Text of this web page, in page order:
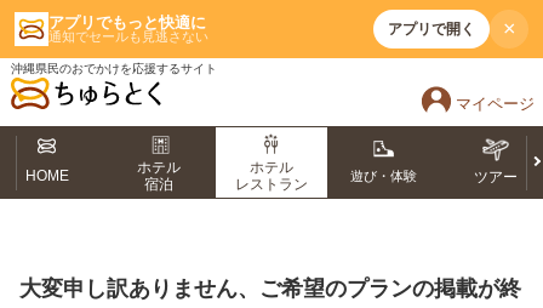
アプリでもっと快適に
通知でセールも見逃さない アプリで開く ×
沖縄県民のおでかけを応援するサイト
マイページ
HOME
ホテル
宿泊
ホテル
レストラン
遊び・体験 ツアー
大変申し訳ありません、ご希望のプランの掲載が終